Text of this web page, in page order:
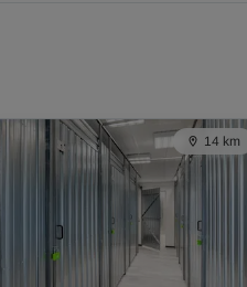
14 km